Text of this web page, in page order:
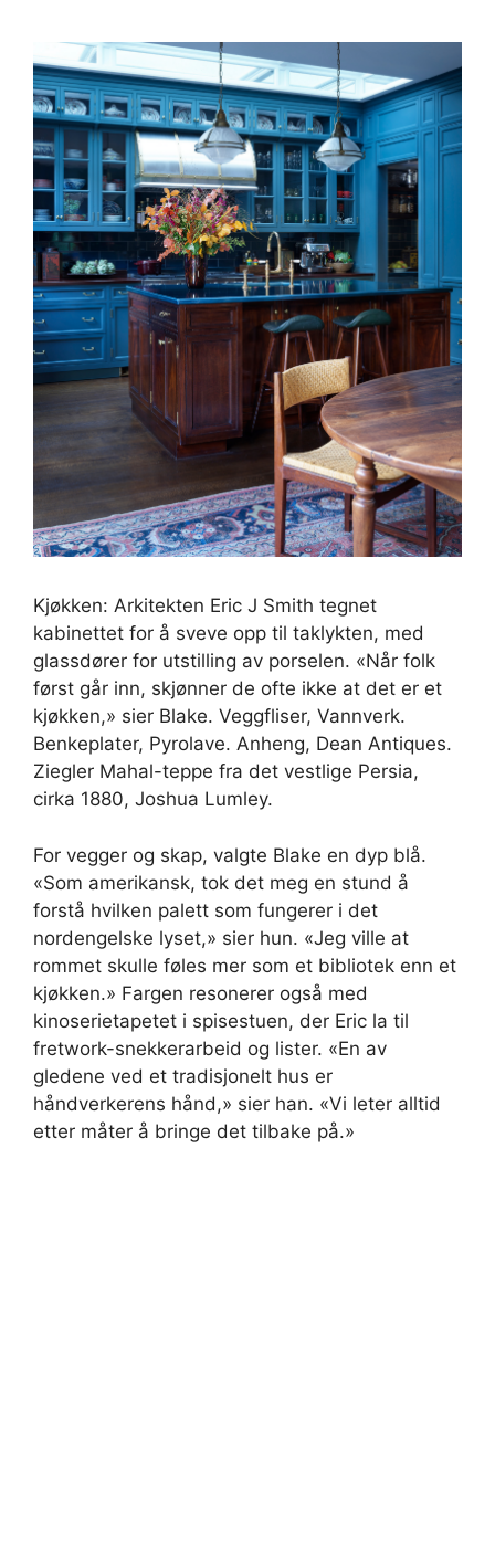
Kjøkken: Arkitekten Eric J Smith tegnet
kabinettet for å sveve opp til taklykten, med
glassdører for utstilling av porselen. «Når folk
først går inn, skjønner de ofte ikke at det er et
kjøkken,» sier Blake. Veggfliser, Vannverk.
Benkeplater, Pyrolave. Anheng, Dean Antiques.
Ziegler Mahal-teppe fra det vestlige Persia,
cirka 1880, Joshua Lumley.
For vegger og skap, valgte Blake en dyp blå.
«Som amerikansk, tok det meg en stund å
forstå hvilken palett som fungerer i det
nordengelske lyset,» sier hun. «Jeg ville at
rommet skulle føles mer som et bibliotek enn et
kjøkken.» Fargen resonerer også med
kinoserietapetet i spisestuen, der Eric la til
fretwork-snekkerarbeid og lister. «En av
gledene ved et tradisjonelt hus er
håndverkerens hånd,» sier han. «Vi leter alltid
etter måter å bringe det tilbake på.»